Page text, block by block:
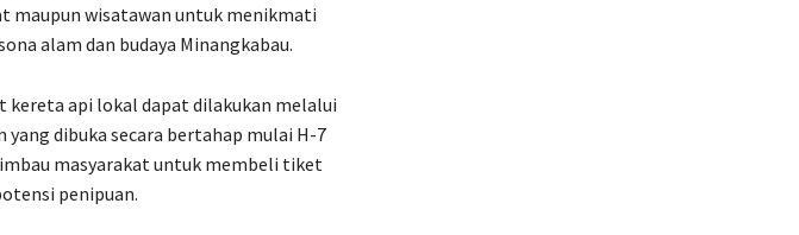
maupun wisatawan untuk menikmati
alam dan budaya Minangkabau.
kereta api lokal dapat dilakukan melalui
yang dibuka secara bertahap mulai H-7
masyarakat untuk membeli tiket
penipuan.